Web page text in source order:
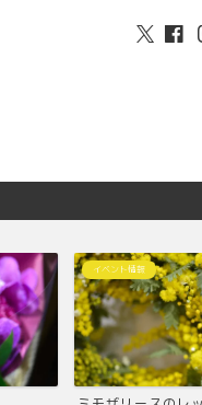
イベント情報